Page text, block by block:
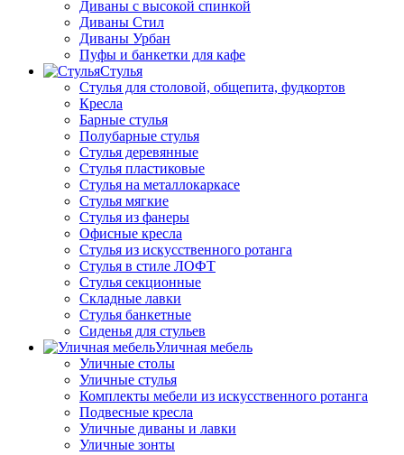
Диваны с высокой спинкой
Диваны Стил
Диваны Урбан
Пуфы и банкетки для кафе
Стулья
Стулья для столовой, общепита, фудкортов
Кресла
Барные стулья
Полубарные стулья
Стулья деревянные
Стулья пластиковые
Стулья на металлокаркасе
Стулья мягкие
Стулья из фанеры
Офисные кресла
Стулья из искусственного ротанга
Стулья в стиле ЛОФТ
Стулья секционные
Складные лавки
Стулья банкетные
Сиденья для стульев
Уличная мебель
Уличные столы
Уличные стулья
Комплекты мебели из искусственного ротанга
Подвесные кресла
Уличные диваны и лавки
Уличные зонты